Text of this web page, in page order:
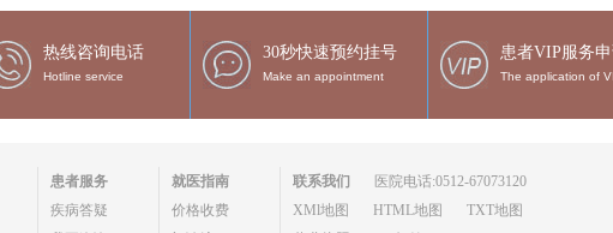
热线咨询电话
Hotline service
30秒快速预约挂号
Make an appointment
患者VIP服务
The application of
患者服务
疾病答疑
就医指南
价格收费
联系我们
医院电话:0512-67073120
XMl地图
HTML地图
TXT地图